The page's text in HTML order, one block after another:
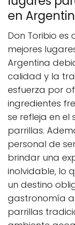
en
Don Toribio es
mejores
Argentina
calidad y la
esfuerza por
ingredientes
se refleja en el
parrillas.
personal de
brindar una
inolvidable, lo
un destino
gastronomía
parrillas